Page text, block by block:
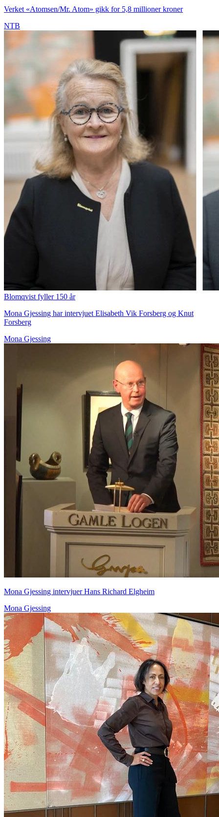
Verket «Atomsen/Mr. Atom» gikk for 5,8 millioner kroner
NTB
Blomqvist fyller 150 år
Mona Gjessing har intervjuet Elisabeth Vik Forsberg og Knut
Forsberg
Mona Gjessing
Mona Gjessing intervjuer Hans Richard Elgheim
Mona Gjessing